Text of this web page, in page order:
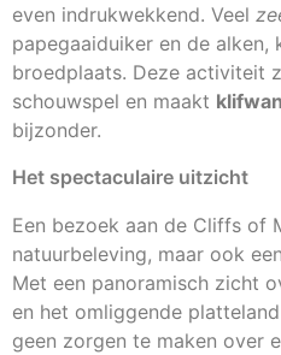
even indrukwekkend. Veel
papegaaiduiker en de alken,
broedplaats. Deze activiteit
schouwspel en maakt
bijzonder.
Het spectaculaire uitzicht
Een bezoek aan de Cliffs of
natuurbeleving, maar ook
Met een panoramisch zicht
en het omliggende
geen zorgen te maken over